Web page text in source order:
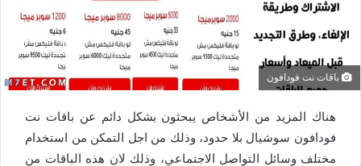
باقات نت فودافون
هناك المزيد من الأشخاص يبحثون بشكل دائم عن باقات نت
فودافون سوشيال بلا حدود، وذلك من اجل التمكن من استخدام
مختلف وسائل التواصل الاجتماعي، وذلك لان هذه الباقات من